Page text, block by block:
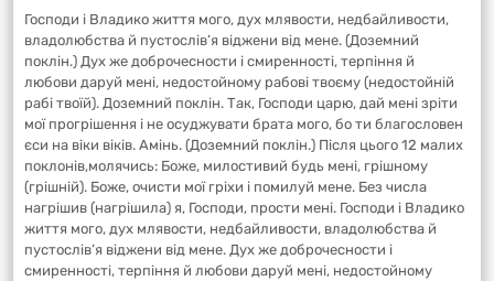
Господи і Владико життя мого, дух млявости, недбайливости,
владолюбства й пустослів’я віджени від мене. (Доземний
поклін.) Дух же доброчесности і смиренності, терпіння й
любови даруй мені, недостойному рабові твоєму (недостойній
рабі твоїй). Доземний поклін. Так, Господи царю, дай мені зріти
мої прогрішення і не осуджувати брата мого, бо ти благословен
єси на віки віків. Амінь. (Доземний поклін.) Після цього 12 малих
поклонів,молячись: Боже, милостивий будь мені, грішному
(грішній). Боже, очисти мої гріхи і помилуй мене. Без числа
нагрішив (нагрішила) я, Господи, прости мені. Господи і Владико
життя мого, дух млявости, недбайливости, владолюбства й
пустослів’я віджени від мене. Дух же доброчесности і
смиренності, терпіння й любови даруй мені, недостойному